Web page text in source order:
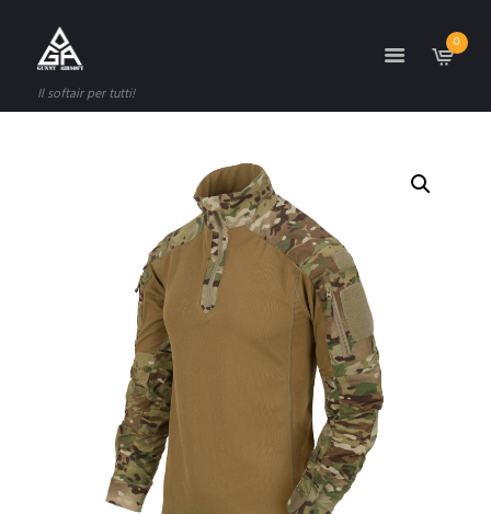
Il softair per tutti!
0